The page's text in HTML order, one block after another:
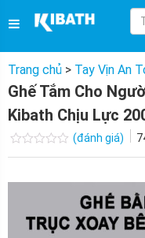
Trang chủ > Tay Vịn An
Ghế Tắm Cho
Kibath Chịu Lực
Được
(đánh giá)